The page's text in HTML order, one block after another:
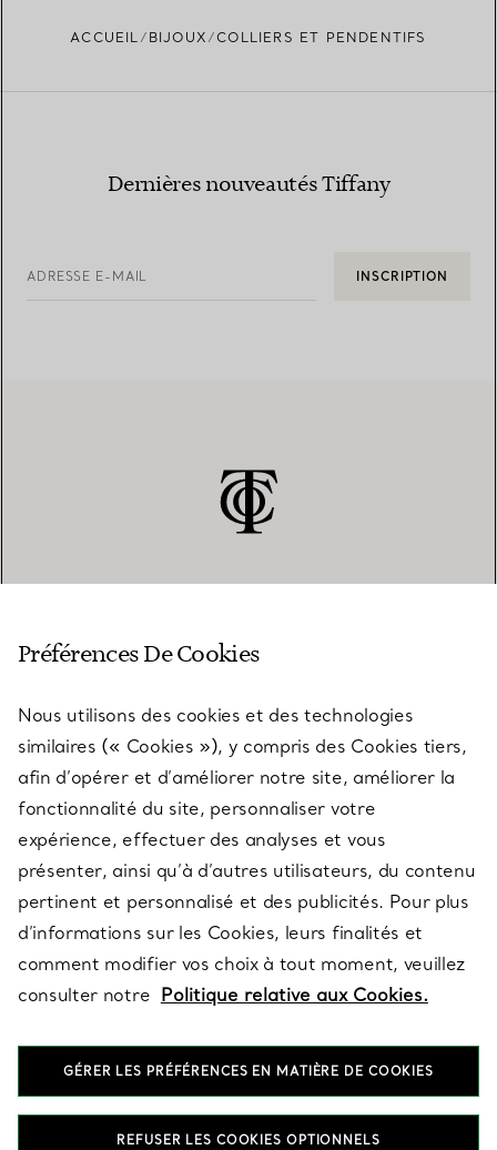
ACCUEIL BIJOUX COLLIERS ET PENDENTIFS
Dernières nouveautés Tiffany
ADRESSE E-MAIL INSCRIPTION
SERVICES
À PROPOS
QUESTIONS LÉGALES
SUIVEZ-NOUS
Préférences De Cookies
Nous utilisons des cookies et des technologies
similaires (« Cookies »), y compris des Cookies tiers,
afin d’opérer et d’améliorer notre site, améliorer la
fonctionnalité du site, personnaliser votre
expérience, effectuer des analyses et vous
présenter, ainsi qu’à d’autres utilisateurs, du contenu
pertinent et personnalisé et des publicités. Pour plus
d’informations sur les Cookies, leurs finalités et
comment modifier vos choix à tout moment, veuillez
consulter notre Politique relative aux Cookies.
GÉRER LES PRÉFÉRENCES EN MATIÈRE DE COOKIES
REFUSER LES COOKIES OPTIONNELS